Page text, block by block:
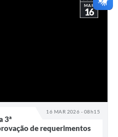
16 MAR 2026 - 08h15
MAR
16
3ª
de requerimentos